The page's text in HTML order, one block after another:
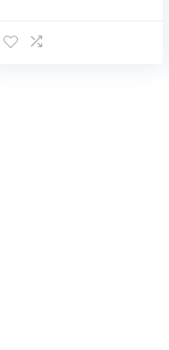
keramische